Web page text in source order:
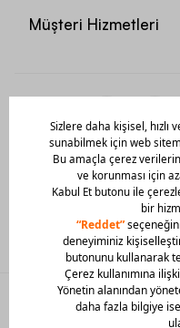
Müşteri Hizmetleri
Mobil